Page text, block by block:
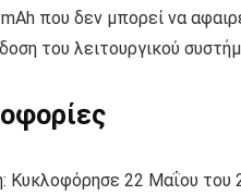
που δεν μπορεί να
του λειτουργικού
Κυκλοφόρησε 22 Μαΐου του